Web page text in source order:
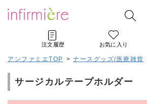
注文履歴 お気に入り
アンファミエTOP > ナースグッズ/医療雑貨
サージカルテープホルダー